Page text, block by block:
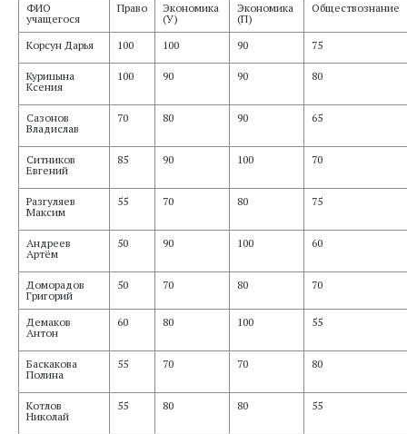
ФИО
учащегося
Право
Экономика
(У)
Экономика
(П)
Обществознание
Корсун Дарья 100 100 90 75
Курицына
Ксения
100 90 90 80
Сазонов
Владислав
70 80 90 65
Ситников
Евгений
85 90 100 70
Разгуляев
Максим
55 70 80 75
Андреев
Артём
50 90 100 60
Доморадов
Григорий
50 70 80 70
Демаков
Антон
60 80 100 55
Баскакова
Полина
55 70 70 80
Котлов
Николай
55 80 80 55